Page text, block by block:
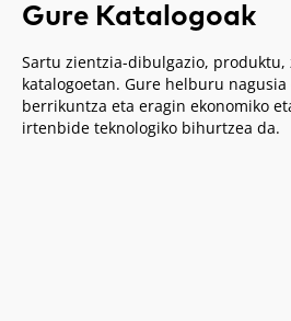
Gure Katalogoak
Sartu zientzia-dibulgazio,
katalogoetan. Gure helburu
berrikuntza eta eragin ekonomiko
irtenbide teknologiko bihurtzea da.